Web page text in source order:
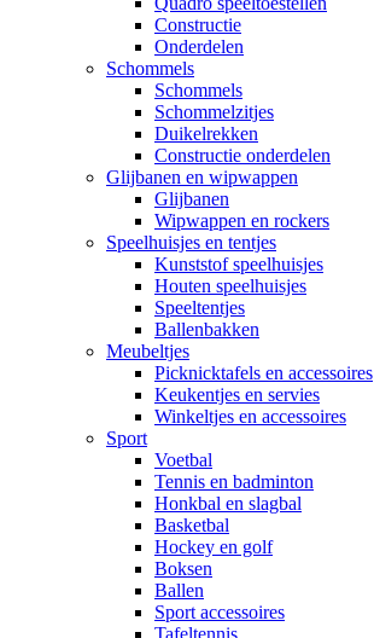
Constructie
Onderdelen
Schommels
Schommels
Schommelzitjes
Duikelrekken
Constructie onderdelen
Glijbanen en wipwappen
Glijbanen
Wipwappen en rockers
Speelhuisjes en tentjes
Kunststof speelhuisjes
Houten speelhuisjes
Speeltentjes
Ballenbakken
Meubeltjes
Picknicktafels en accessoires
Keukentjes en servies
Winkeltjes en accessoires
Sport
Voetbal
Tennis en badminton
Honkbal en slagbal
Basketbal
Hockey en golf
Boksen
Ballen
Sport accessoires
Tafeltennis